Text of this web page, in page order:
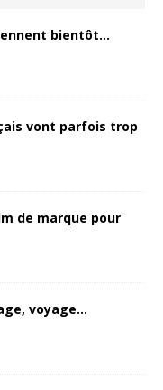
bientôt…
vont parfois trop
de marque pour
voyage…